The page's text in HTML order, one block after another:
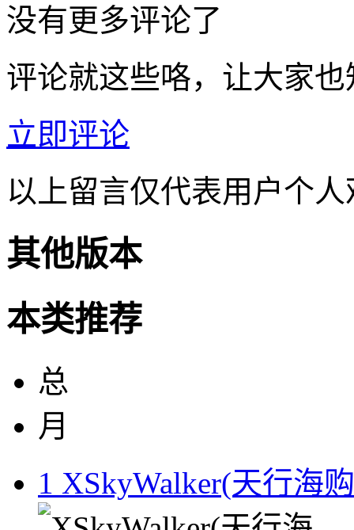
没有更多评论了
评论就这些咯，让大家
立即评论
以上留言仅代表用户个
其他版本
本类推荐
总
月
1 XSkyWalker(天行海